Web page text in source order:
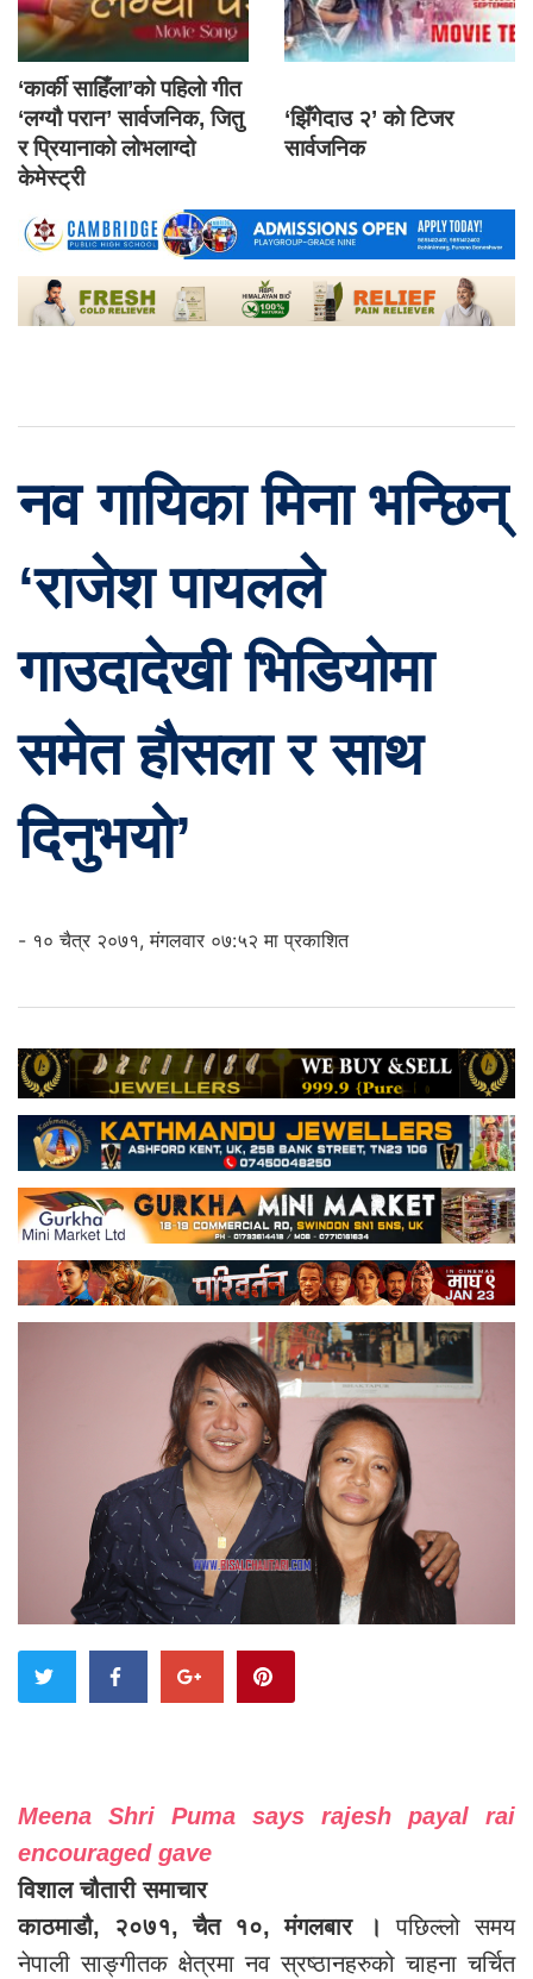
‘कार्की साहिँला’को पहिलो गीत
‘लग्यौ परान’ सार्वजनिक, जितु
र प्रियानाको लोभलाग्दो
केमेस्ट्री
‘झिँगेदाउ २’ को टिजर
सार्वजनिक
नव गायिका मिना भन्छिन्
‘राजेश पायलले
गाउदादेखी भिडियोमा
समेत हौसला र साथ
दिनुभयो’
- १० चैत्र २०७१, मंगलवार ०७:५२ मा प्रकाशित
Meena Shri Puma says rajesh payal rai
encouraged gave
विशाल चौतारी समाचार
काठमाडौ, २०७१, चैत १०, मंगलबार ।
पछिल्लो समय
नेपाली साङ्गीतक क्षेत्रमा नव स्रष्ठानहरुको चाहना चर्चित